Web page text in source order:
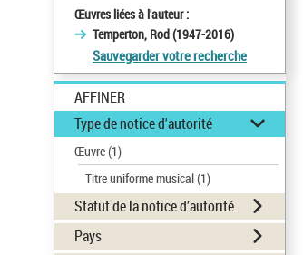
Œuvres liées à l'auteur :
Temperton, Rod (1947-2016)
Sauvegarder votre recherche
AFFINER
Type de notice d'autorité
Œuvre(1)
Titre uniforme musical(1)
Statut de la notice d’autorité
Pays